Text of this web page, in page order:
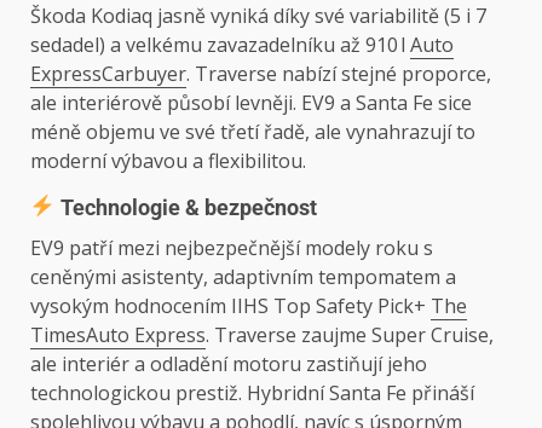
Škoda Kodiaq jasně vyniká díky své variabilitě (5 i 7
sedadel) a velkému zavazadelníku až 910 l Auto
ExpressCarbuyer. Traverse nabízí stejné proporce,
ale interiérově působí levněji. EV9 a Santa Fe sice
méně objemu ve své třetí řadě, ale vynahrazují to
moderní výbavou a flexibilitou.
Technologie & bezpečnost
EV9 patří mezi nejbezpečnější modely roku s
ceněnými asistenty, adaptivním tempomatem a
vysokým hodnocením IIHS Top Safety Pick+ The
TimesAuto Express. Traverse zaujme Super Cruise,
ale interiér a odladění motoru zastiňují jeho
technologickou prestiž. Hybridní Santa Fe přináší
spolehlivou výbavu a pohodlí, navíc s úsporným